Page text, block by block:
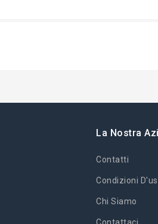
La Nostra
Contatti
Condizioni
Chi Siamo